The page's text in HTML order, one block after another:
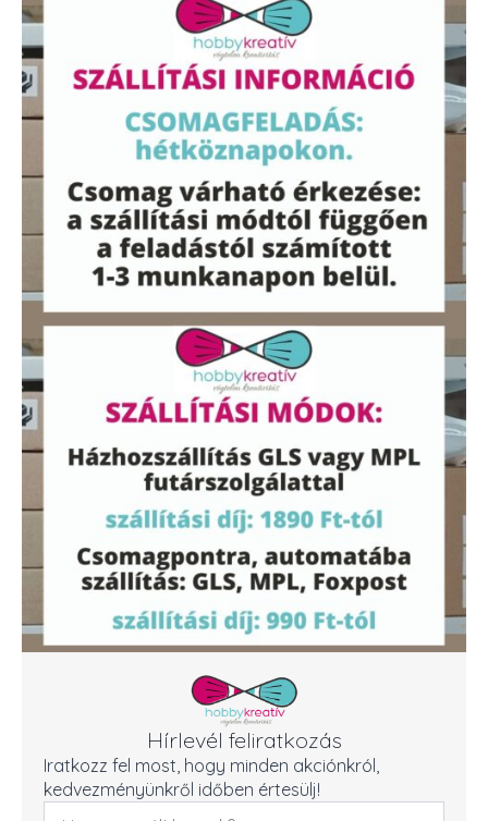
Hírlevél feliratkozás
Iratkozz fel most, hogy minden akciónkról,
kedvezményünkről időben értesülj!
Név